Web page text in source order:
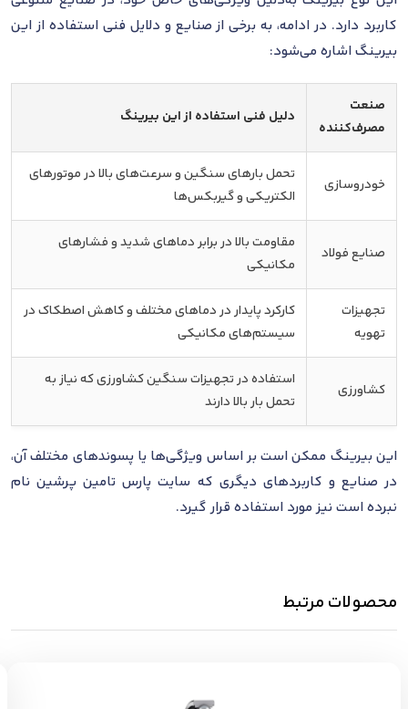
کاربرد دارد. در ادامه، به برخی از صنایع و دلایل فنی استفاده از این
بیرینگ اشاره می‌شود:
صنعت
مصرف‌کننده
دلیل فنی استفاده از این بیرینگ
خودروسازی
تحمل بارهای سنگین و سرعت‌های بالا در موتورهای
الکتریکی و گیربکس‌ها
صنایع فولاد
مقاومت بالا در برابر دماهای شدید و فشارهای
مکانیکی
تجهیزات
تهویه
کارکرد پایدار در دماهای مختلف و کاهش اصطکاک در
سیستم‌های مکانیکی
کشاورزی
استفاده در تجهیزات سنگین کشاورزی که نیاز به
تحمل بار بالا دارند
این بیرینگ ممکن است بر اساس ویژگی‌ها یا پسوندهای مختلف آن،
در صنایع و کاربردهای دیگری که سایت پارس تامین پرشین نام
نبرده است نیز مورد استفاده قرار گیرد.
محصولات مرتبط